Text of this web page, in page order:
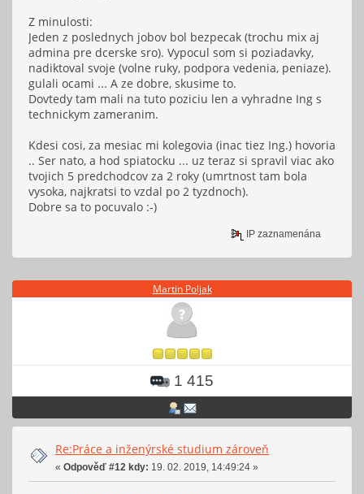
Z minulosti:
Jeden z poslednych jobov bol bezpecak (trochu mix aj
admina pre dcerske sro). Vypocul som si poziadavky,
nadiktoval svoje (volne ruky, podpora vedenia, peniaze).
gulali ocami ... A ze dobre, skusime to.
Dovtedy tam mali na tuto poziciu len a vyhradne Ing s
technickym zameranim.
Kdesi cosi, za mesiac mi kolegovia (inac tiez Ing.) hovoria
.. Ser nato, a hod spiatocku ... uz teraz si spravil viac ako
tvojich 5 predchodcov za 2 roky (umrtnost tam bola
vysoka, najkratsi to vzdal po 2 tyzdnoch).
Dobre sa to pocuvalo :-)
IP zaznamenána
Martin Poljak
1 415
Re:Práce a inženýrské studium zároveň
« Odpověď #12 kdy: 19. 02. 2019, 14:49:24 »